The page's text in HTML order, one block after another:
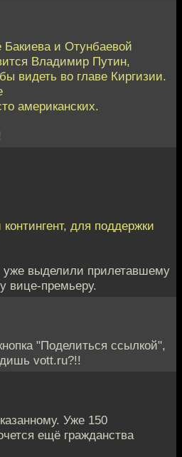
и Отунбаевой
Владимир Путин,
видеть во главе Киргизии.
американских.
для поддержки
уже выделили прилетавшему
вице-премьеру.
"Поделиться ссылкой",
vott.ru?!!
Уже 150
ещё гражданства